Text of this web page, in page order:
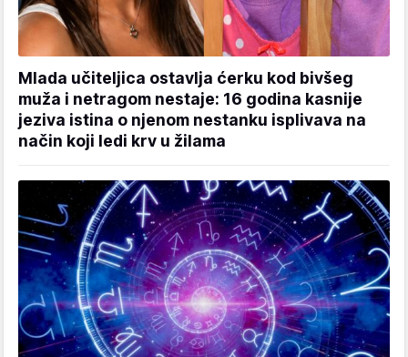
Mlada učiteljica ostavlja ćerku kod bivšeg
muža i netragom nestaje: 16 godina kasnije
jeziva istina o njenom nestanku isplivava na
način koji ledi krv u žilama